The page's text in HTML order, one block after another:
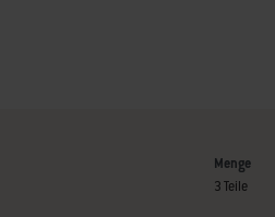
Menge
3 Teile